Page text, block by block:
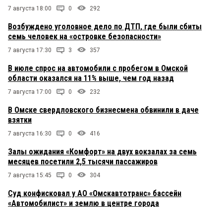
7 августа 18:00 0 292
Возбуждено уголовное дело по ДТП, где были сбиты
семь человек на «островке безопасности»
7 августа 17:30 3 357
В июле спрос на автомобили с пробегом в Омской
области оказался на 11% выше, чем год назад
7 августа 17:00 0 232
В Омске свердловского бизнесмена обвинили в даче
взятки
7 августа 16:30 0 416
Залы ожидания «Комфорт» на двух вокзалах за семь
месяцев посетили 2,5 тысячи пассажиров
7 августа 15:45 0 304
Суд конфисковал у АО «Омскавтотранс» бассейн
«Автомобилист» и землю в центре города